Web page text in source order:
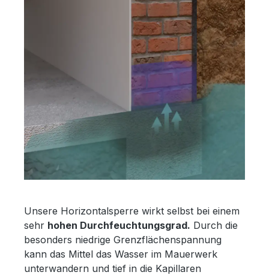
Unsere Horizontalsperre wirkt selbst bei einem
sehr hohen Durchfeuchtungsgrad. Durch die
besonders niedrige Grenzflächenspannung
kann das Mittel das Wasser im Mauerwerk
unterwandern und tief in die Kapillaren